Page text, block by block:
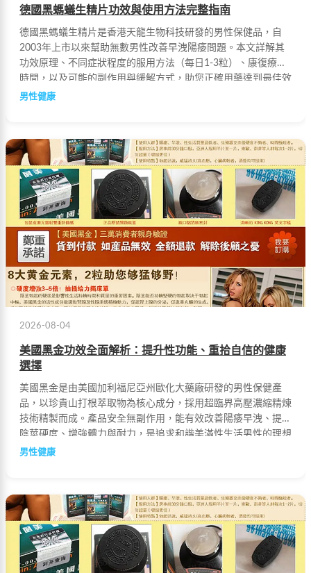
德國黑螞蟻生精片功效與使用方法完整指南
德國黑螞蟻生精片是香港天龍生物科技研發的男性保健品，自
2003年上市以來幫助無數男性改善早洩陽痿問題。本文詳解其
功效原理、不同症狀程度的服用方法（每日1-3粒）、康復療程
時間，以及可能的副作用與緩解方式，助您正確用藥達到最佳效
果。
男性健康
2026-08-04
美國黑金功效全面解析：提升性功能、重拾自信的健康
選擇
美國黑金是由美國加利福尼亞州歐化大藥廠研發的男性保健產
品，以珍貴山打根萃取物為核心成分，採用超臨界高壓濃縮精煉
技術精製而成。產品安全無副作用，能有效改善陽痿早洩、提升
陰莖硬度、增強體力與耐力，是追求和諧美滿性生活男性的理想
選擇。
男性健康